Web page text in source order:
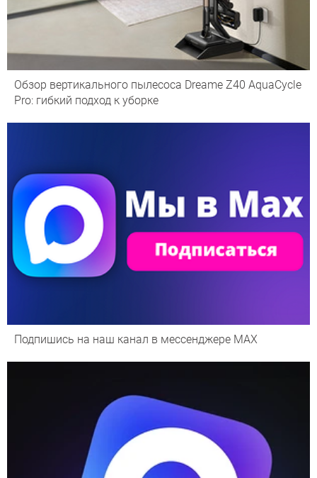
Обзор вертикального пылесоса Dreame Z40 AquaCycle
Pro: гибкий подход к уборке
Подпишись на наш канал в мессенджере МАХ